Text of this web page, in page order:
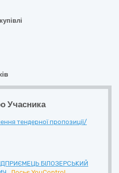
Учасника
тендерної пропозиції/
БІЛОЗЕРСЬКИЙ